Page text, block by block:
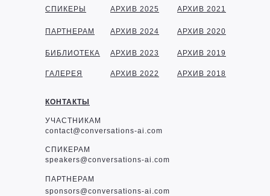
КОНТАКТЫ
СПИКЕРЫ
ПАРТНЕРАМ
БИБЛИОТЕКА
УЧАСТНИКАМ
contact@conversations-ai.com
СПИКЕРАМ
speakers@conversations-ai.com
ПАРТНЕРАМ
sponsors@conversations-ai.com
ГАЛЕРЕЯ
АРХИВ 2025
АРХИВ 2024
АРХИВ 2023
АРХИВ 2022
АРХИВ 2021
АРХИВ 2020
АРХИВ 2019
АРХИВ 2018